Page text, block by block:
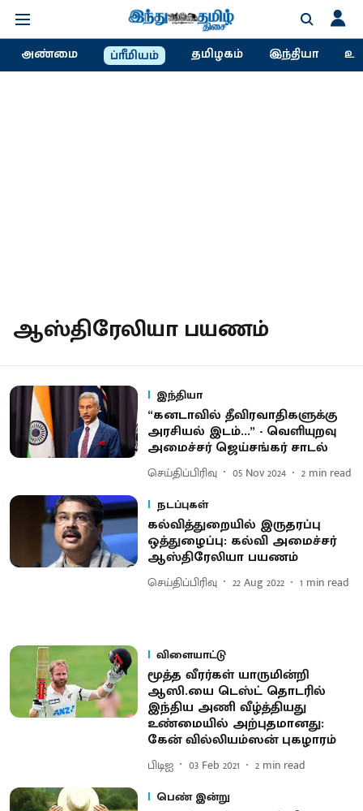
அண்மை ப்ரீமியம் தமிழகம் இந்தியா
ஆஸ்திரேலியா பயணம்
இந்தியா
“கனடாவில் தீவிரவாதிகளுக்கு
அரசியல் இடம்...” - வெளியுறவு
அமைச்சர் ஜெய்சங்கர் சாடல்
செய்திப்பிரிவு 05 Nov 2024 2 min read
நடப்புகள்
கல்வித்துறையில் இருதரப்பு
ஒத்துழைப்பு: கல்வி அமைச்சர்
ஆஸ்திரேலியா பயணம்
செய்திப்பிரிவு 22 Aug 2022 1 min read
விளையாட்டு
மூத்த வீரர்கள் யாருமின்றி
ஆஸி.யை டெஸ்ட் தொடரில்
இந்திய அணி வீழ்த்தியது
உண்மையில் அற்புதமானது:
கேன் வில்லியம்ஸன் புகழாரம்
பிடிஐ 03 Feb 2021 2 min read
பெண் இன்று